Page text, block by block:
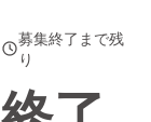
募集終了まで残
り